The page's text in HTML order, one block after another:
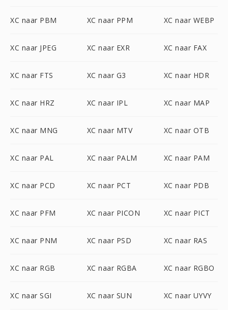
XC naar PBM XC naar PPM XC naar WEBP
XC naar JPEG XC naar EXR XC naar FAX
XC naar FTS XC naar G3 XC naar HDR
XC naar HRZ XC naar IPL XC naar MAP
XC naar MNG XC naar MTV XC naar OTB
XC naar PAL XC naar PALM XC naar PAM
XC naar PCD XC naar PCT XC naar PDB
XC naar PFM XC naar PICON XC naar PICT
XC naar PNM XC naar PSD XC naar RAS
XC naar RGB XC naar RGBA XC naar RGBO
XC naar SGI XC naar SUN XC naar UYVY